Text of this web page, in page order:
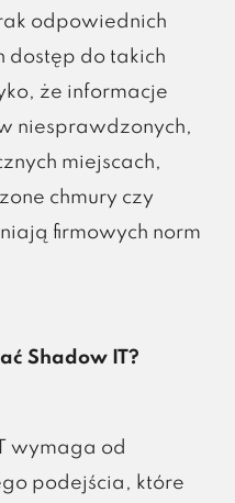
odpowiednich
dostęp do takich
że informacje
niesprawdzonych,
miejscach,
chmury czy
firmowych norm
Shadow IT?
wymaga od
podejścia, które